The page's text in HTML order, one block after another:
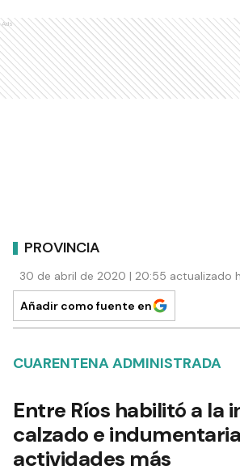
Ads
PROVINCIA
30 de abril de 2020 | 20:55 actualizado
Añadir como fuente en
CUARENTENA ADMINISTRADA
Entre Ríos habilitó a la
calzado e
actividades más